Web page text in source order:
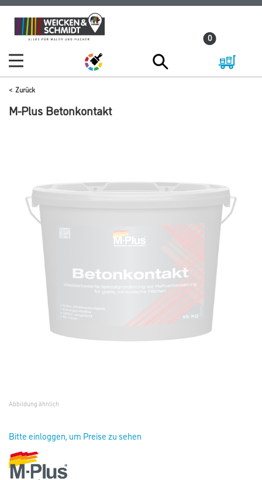
Zum
Inhalt
Zum
Navigationsmenü
0
Zurück
M-Plus Betonkontakt
Abbildung ähnlich
Bitte einloggen, um Preise zu sehen